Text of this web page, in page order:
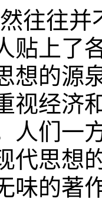
往往
贴上了
想的源
视经济
人们一
代思想
味的著